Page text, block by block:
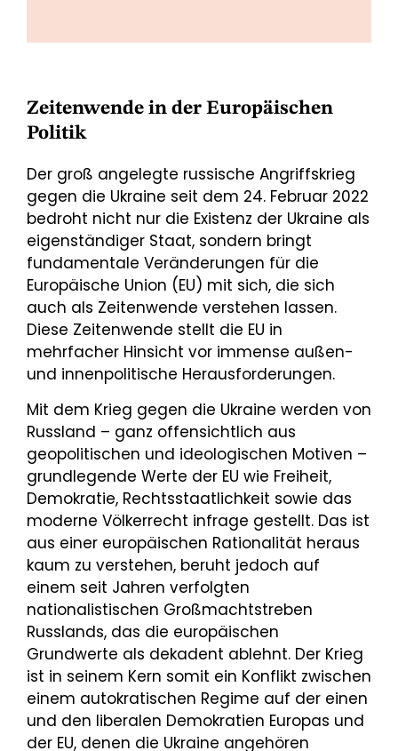
Zeitenwende in der Europäischen
Politik
Der groß angelegte russische Angriffskrieg
gegen die Ukraine seit dem 24. Februar 2022
bedroht nicht nur die Existenz der Ukraine als
eigenständiger Staat, sondern bringt
fundamentale Veränderungen für die
Europäische Union (EU) mit sich, die sich
auch als Zeitenwende verstehen lassen.
Diese Zeitenwende stellt die EU in
mehrfacher Hinsicht vor immense außen-
und innenpolitische Herausforderungen.
Mit dem Krieg gegen die Ukraine werden von
Russland – ganz offensichtlich aus
geopolitischen und ideologischen Motiven –
grundlegende Werte der EU wie Freiheit,
Demokratie, Rechtsstaatlichkeit sowie das
moderne Völkerrecht infrage gestellt. Das ist
aus einer europäischen Rationalität heraus
kaum zu verstehen, beruht jedoch auf
einem seit Jahren verfolgten
nationalistischen Großmachtstreben
Russlands, das die europäischen
Grundwerte als dekadent ablehnt. Der Krieg
ist in seinem Kern somit ein Konflikt zwischen
einem autokratischen Regime auf der einen
und den liberalen Demokratien Europas und
der EU, denen die Ukraine angehören